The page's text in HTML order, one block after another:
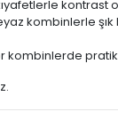
kontrast
kombinlerle
kombinlerde pratik